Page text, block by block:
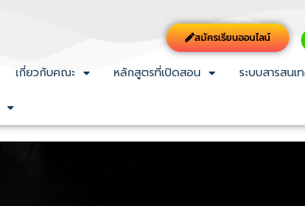
สมัครเรียนออนไลน์
เกี่ยวกับคณะ หลักสูตรที่เปิดสอน ระบบสารสนเ